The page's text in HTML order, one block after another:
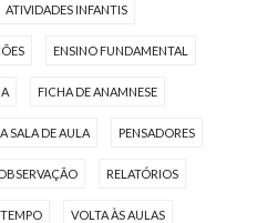
ATIVIDADES INFANTIS
ENSINO FUNDAMENTAL
FICHA DE ANAMNESE
SALA DE AULA PENSADORES
RELATÓRIOS
TEMPO VOLTA ÀS AULAS